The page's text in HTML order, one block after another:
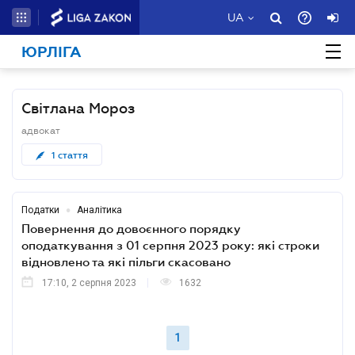
UA
ЮРЛІГА
Світлана Мороз
адвокат
1 стаття
Податки • Аналітика
Повернення до довоєнного порядку
оподаткування з 01 серпня 2023 року: які строки
відновлено та які пільги скасовано
17:10, 2 серпня 2023 1632
1